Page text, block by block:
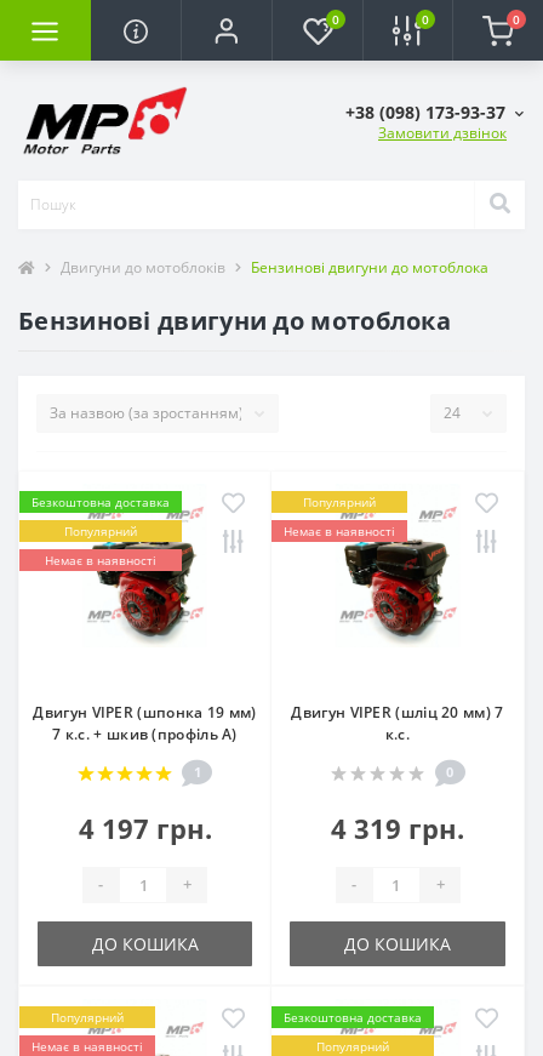
0 0 0
+38 (098) 173-93-37
Замовити дзвінок
Двигуни до мотоблоків Бензинові двигуни до мотоблока
Бензинові двигуни до мотоблока
Безкоштовна доставка
Популярний
Немає в наявності
Двигун VIPER (шпонка 19 мм)
7 к.с. + шкив (профіль А)
1
4 197 грн.
- +
ДО КОШИКА
Популярний
Немає в наявності
Двигун VIPER (шліц 20 мм) 7
к.с.
0
4 319 грн.
- +
ДО КОШИКА
Популярний
Немає в наявності
Безкоштовна доставка
Популярний